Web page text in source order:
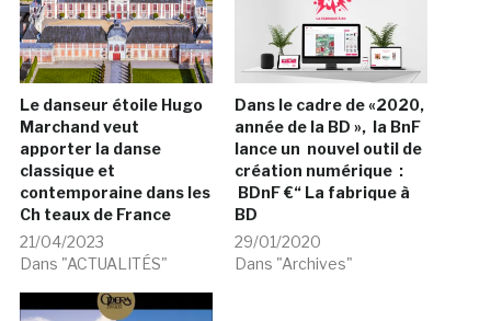
Le danseur étoile Hugo
Marchand veut
apporter la danse
classique et
contemporaine dans les
Ch teaux de France
21/04/2023
Dans "ACTUALITÉS"
Dans le cadre de «2020,
année de la BD », la BnF
lance un nouvel outil de
création numérique :
BDnF €“ La fabrique à
BD
29/01/2020
Dans "Archives"